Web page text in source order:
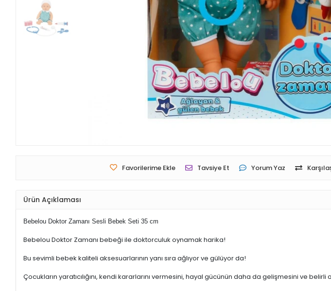
Favorilerime Ekle Tavsiye Et Yorum Yaz
Ürün Açıklaması
Bebelou Doktor Zamanı Sesli Bebek Seti 35 cm
Bebelou Doktor Zamanı bebeği ile doktorculuk oynamak harika!
Bu sevimli bebek kaliteli aksesuarlarının yanı sıra ağlıyor ve gülüyor da!
Çocukların yaratıcılığını, kendi kararlarını vermesini, hayal gücünün daha da gelişmesini ve